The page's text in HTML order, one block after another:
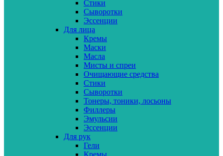
Стики
Сыворотки
Эссенции
Для лица
Кремы
Маски
Масла
Мисты и спреи
Очищающие средства
Стики
Сыворотки
Тонеры, тоники, лосьоны
Филлеры
Эмульсии
Эссенции
Для рук
Гели
Кремы